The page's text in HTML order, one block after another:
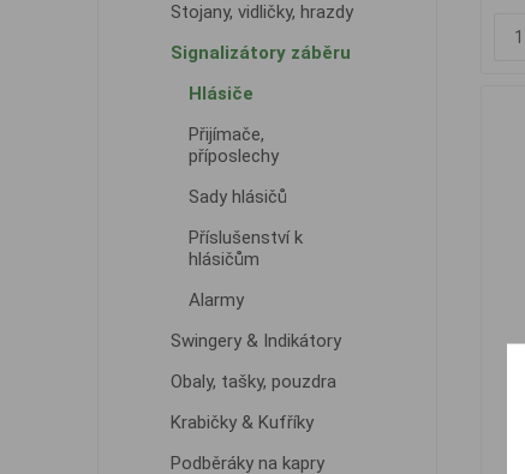
Stojany, vidličky, hrazdy
Signalizátory záběru
Hlásiče
Přijímače,
příposlechy
Sady hlásičů
Příslušenství k
hlásičům
Alarmy
Swingery & Indikátory
Obaly, tašky, pouzdra
Krabičky & Kufříky
Podběráky na kapry